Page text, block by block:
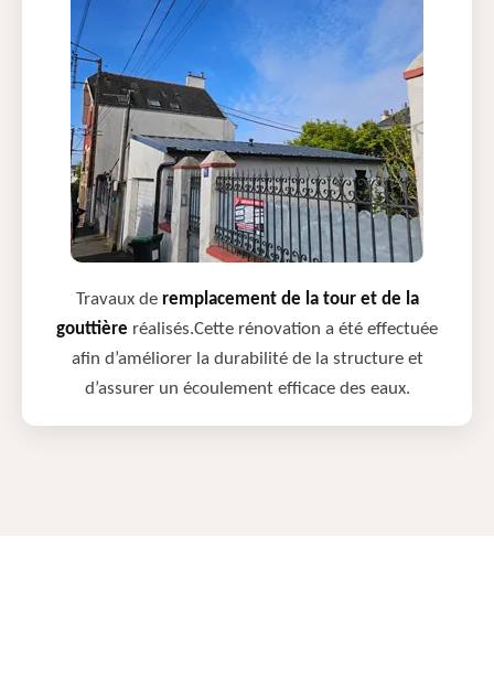
Travaux de remplacement de la tour et de la
gouttière réalisés.Cette rénovation a été effectuée
afin d’améliorer la durabilité de la structure et
d’assurer un écoulement efficace des eaux.